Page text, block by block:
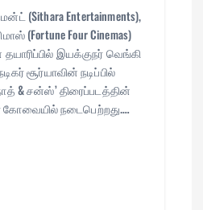
(Sithara Entertainments),
(Fortune Four Cinemas)
இயக்குநர் வெங்கி
சூர்யாவின் நடிப்பில்
& சன்ஸ்’ திரைப்படத்தின்
கோவையில் நடைபெற்றது.…